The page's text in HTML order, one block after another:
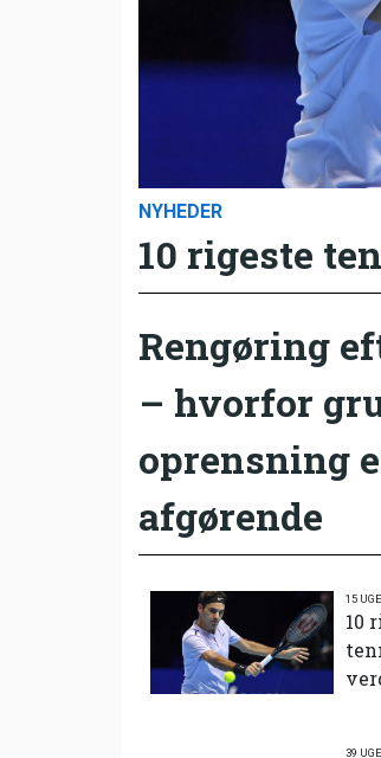
NYHEDER
10 rigeste
Rengøring
– hvorfor
oprensning
afgørende
15
10
39